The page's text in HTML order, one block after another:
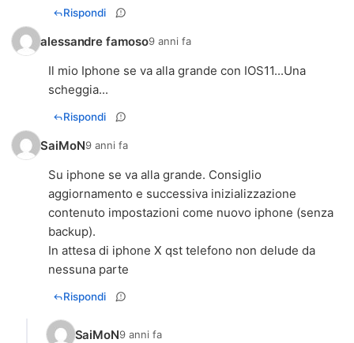
Rispondi
alessandre famoso9 anni fa
Il mio Iphone se va alla grande con IOS11...Una
scheggia...
Rispondi
SaiMoN9 anni fa
Su iphone se va alla grande. Consiglio
aggiornamento e successiva inizializzazione
contenuto impostazioni come nuovo iphone (senza
backup).
In attesa di iphone X qst telefono non delude da
nessuna parte
Rispondi
SaiMoN9 anni fa